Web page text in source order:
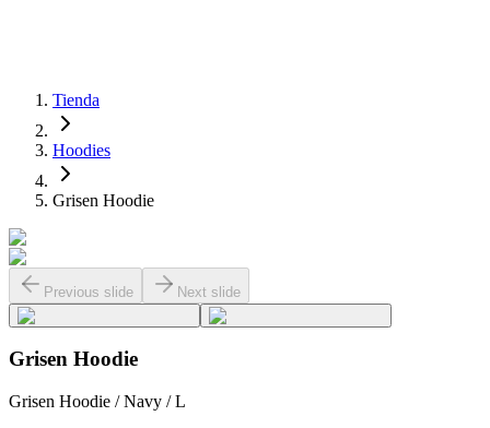
Tienda
Hoodies
Grisen Hoodie
Previous slide Next slide
Grisen Hoodie
Grisen Hoodie / Navy / L